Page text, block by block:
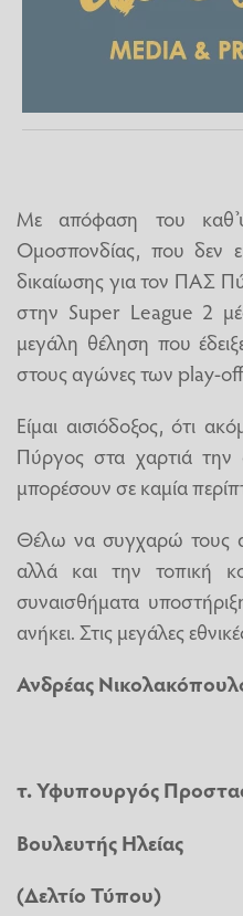
Με απόφαση του
Ομοσπονδίας, που δεν
δικαίωσης για τον ΠΑΣ
στην Super League 2
μεγάλη θέληση που
στους αγώνες των play-
Είμαι αισιόδοξος, ότι
Πύργος στα χαρτιά την
μπορέσουν σε καμία
Θέλω να συγχαρώ τους
αλλά και την τοπική
συναισθήματα
ανήκει. Στις μεγάλες
Ανδρέας
τ. Υφυπουργός
Βουλευτής Ηλείας
(Δελτίο Τύπου)